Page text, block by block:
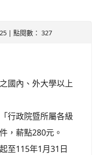
| 點閱數： 327
國內、外大學以上
行政院暨所屬各級
，薪點280元。
至115年1月31日